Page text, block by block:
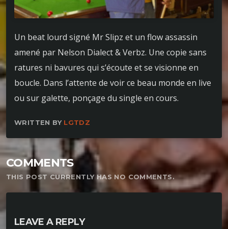
Un beat lourd signé Mr Slipz et un flow assassin
amené par Nelson Dialect & Verbz. Une copie sans
ratures ni bavures qui s’écoute et se visionne en
boucle. Dans l’attente de voir ce beau monde en live
ou sur galette, ponçage du single en cours.
WRITTEN BY LGTDZ
COMMENTS
THIS POST CURRENTLY HAS NO COMMENTS.
LEAVE A REPLY